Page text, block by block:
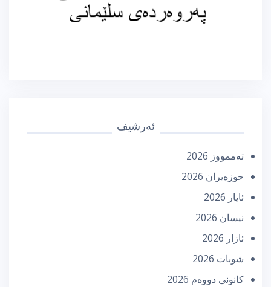
ئەرشیف
تەممووز 2026
حوزه‌یران 2026
ئایار 2026
نیسان 2026
ئازار 2026
شوبات 2026
كانونی دووه‌م 2026